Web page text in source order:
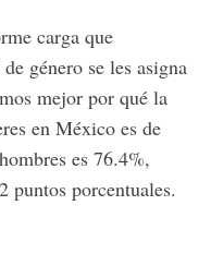
carga que
género se les asigna
mejor por qué la
en México es de
es 76.4%,
puntos porcentuales.